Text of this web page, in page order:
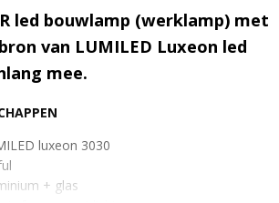
led bouwlamp (werklamp) met
van LUMILED Luxeon led
mee.
luxeon 3030
+ glas